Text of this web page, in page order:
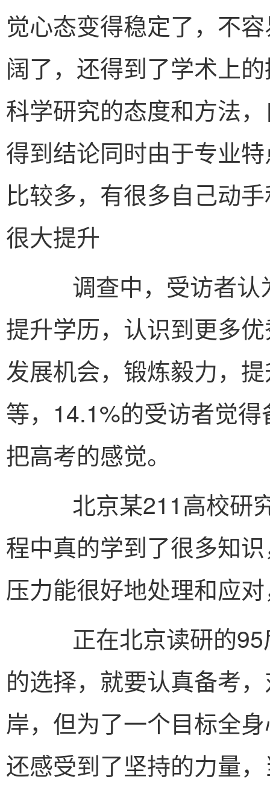
觉心态变得稳定了，不
阔了，还得到了学术上
科学研究的态度和方法
得到结论同时由于专业
比较多，有很多自己动
很大提升
调查中，受访者认
提升学历，认识到更多
发展机会，锻炼毅力，
等，14.1%的受访者觉
把高考的感觉。
北京某211高校研究
程中真的学到了很多知
压力能很好地处理和应
正在北京读研的95
的选择，就要认真备考
岸，但为了一个目标全
还感受到了坚持的力量